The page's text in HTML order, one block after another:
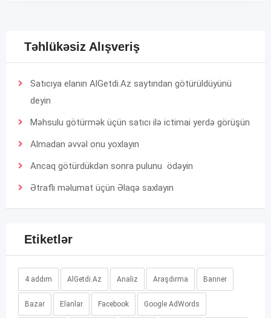
Təhlükəsiz Alışveriş
Satıcıya elanın AlGetdi.Az saytından götürüldüyünü
deyin
Məhsulu götürmək üçün satıcı ilə ictimai yerdə görüşün
Almadan əvvəl onu yoxlayın
Ancaq götürdükdən sonra pulunu ödəyin
Ətraflı məlumat üçün Əlaqə saxlayın
Etiketlər
4 addım AlGetdi.Az Analiz Araşdırma Banner
Bazar Elanlar Facebook Google AdWords